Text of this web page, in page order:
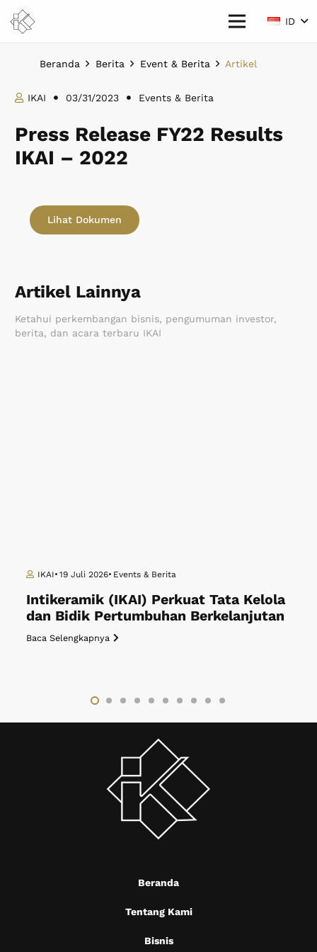
ID
Beranda Berita Event & Berita Artikel
IKAI 03/31/2023 Events & Berita
Press Release FY22 Results
IKAI – 2022
Lihat Dokumen
Artikel Lainnya
Ketahui perkembangan bisnis, pengumuman investor,
berita, dan acara terbaru IKAI
IKAI 19 Juli 2026 Events & Berita
Intikeramik (IKAI) Perkuat Tata Kelola
dan Bidik Pertumbuhan Berkelanjutan
Baca Selengkapnya
Beranda
Tentang Kami
Bisnis